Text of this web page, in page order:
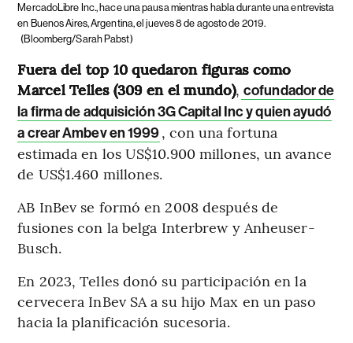
MercadoLibre Inc., hace una pausa mientras habla durante una entrevista
en Buenos Aires, Argentina, el jueves 8 de agosto de 2019.
(Bloomberg/Sarah Pabst)
Fuera del top 10 quedaron figuras como
Marcel Telles (309 en el mundo), cofundador de
la firma de adquisición 3G Capital Inc y quien ayudó
a crear Ambev en 1999, con una fortuna
estimada en los US$10.900 millones, un avance
de US$1.460 millones.
AB InBev se formó en 2008 después de
fusiones con la belga Interbrew y Anheuser-
Busch.
En 2023, Telles donó su participación en la
cervecera InBev SA a su hijo Max en un paso
hacia la planificación sucesoria.